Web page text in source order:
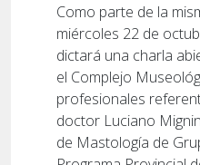
Como parte de la
miércoles 22 de
dictará una charla
el Complejo
profesionales
doctor Luciano
de Mastología de